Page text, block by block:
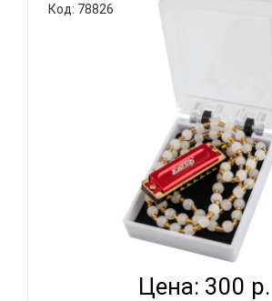
подарка другу музыканту.
характеристики: Диатоническая
Код: 78826
EASTTOP DF8 - ГУБНАЯ
УМЕНЬШЕННАЯ...
Цена: 300 р.